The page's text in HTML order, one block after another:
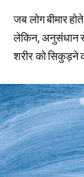
जब लोग बीमार
लेकिन, अनुसंधान
शरीर को सिकुड़ने